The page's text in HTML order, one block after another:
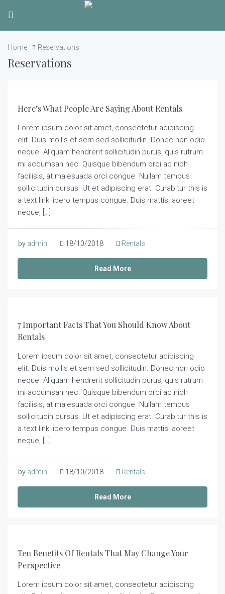
Home Reservations
Reservations
Here’s What People Are Saying About Rentals
Lorem ipsum dolor sit amet, consectetur adipiscing
elit. Duis mollis et sem sed sollicitudin. Donec non odio
neque. Aliquam hendrerit sollicitudin purus, quis rutrum
mi accumsan nec. Quisque bibendum orci ac nibh
facilisis, at malesuada orci congue. Nullam tempus
sollicitudin cursus. Ut et adipiscing erat. Curabitur this is
a text link libero tempus congue. Duis mattis laoreet
neque, […]
by admin 18/10/2018 Rentals
Read More
7 Important Facts That You Should Know About
Rentals
Lorem ipsum dolor sit amet, consectetur adipiscing
elit. Duis mollis et sem sed sollicitudin. Donec non odio
neque. Aliquam hendrerit sollicitudin purus, quis rutrum
mi accumsan nec. Quisque bibendum orci ac nibh
facilisis, at malesuada orci congue. Nullam tempus
sollicitudin cursus. Ut et adipiscing erat. Curabitur this is
a text link libero tempus congue. Duis mattis laoreet
neque, […]
by admin 18/10/2018 Rentals
Read More
Ten Benefits Of Rentals That May Change Your
Perspective
Lorem ipsum dolor sit amet, consectetur adipiscing